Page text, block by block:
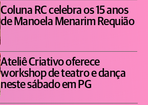
Coluna RC celebra os 15 anos
de Manoela Menarim Requião
Ateliê Criativo oferece
workshop de teatro e dança
neste sábado em PG